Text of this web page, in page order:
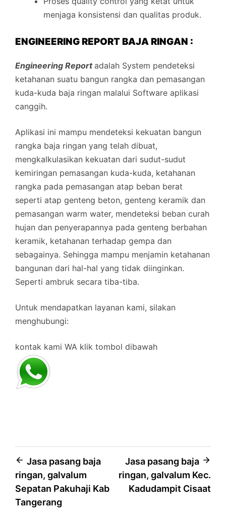
menjaga konsistensi dan qualitas produk.
ENGINEERING REPORT BAJA RINGAN :
Engineering Reportadalah System pendeteksi
ketahanan suatu bangun rangka dan pemasangan
kuda-kuda baja ringan malalui Software aplikasi
canggih.
Aplikasi ini mampu mendeteksi kekuatan bangun
rangka baja ringan yang telah dibuat,
mengkalkulasikan kekuatan dari sudut-sudut
kemiringan pemasangan kuda-kuda, ketahanan
rangka pada pemasangan atap beban berat
seperti atap genteng beton, genteng keramik dan
pemasangan warm water, mendeteksi beban curah
hujan dan penyerapannya pada genteng berbahan
keramik, ketahanan terhadap gempa dan
sebagainya. Sehingga mampu menjamin ketahanan
bangunan dari hal-hal yang tidak diinginkan.
Seperti ambruk secara tiba-tiba.
Untuk mendapatkan layanan kami, silakan
menghubungi:
kontak kami WA klik tombol dibawah
Post
navigation
Jasa pasang baja
ringan, galvalum
Sepatan Pakuhaji Kab
Tangerang
Jasa pasang baja
ringan, galvalum Kec.
Kadudampit Cisaat